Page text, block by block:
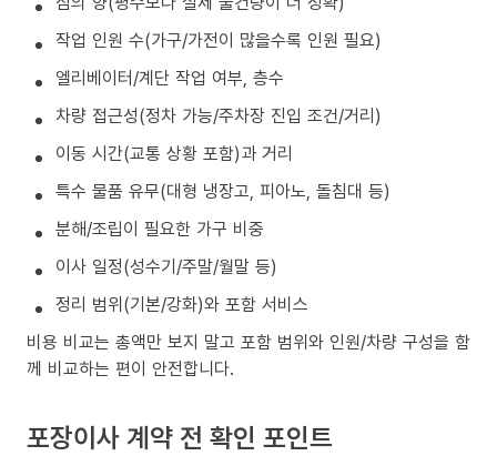
작업 인원 수(가구/가전이 많을수록 인원 필요)
엘리베이터/계단 작업 여부, 층수
차량 접근성(정차 가능/주차장 진입 조건/거리)
이동 시간(교통 상황 포함)과 거리
특수 물품 유무(대형 냉장고, 피아노, 돌침대 등)
분해/조립이 필요한 가구 비중
이사 일정(성수기/주말/월말 등)
정리 범위(기본/강화)와 포함 서비스
비용 비교는 총액만 보지 말고 포함 범위와 인원/차량 구성을 함
께 비교하는 편이 안전합니다.
포장이사 계약 전 확인 포인트